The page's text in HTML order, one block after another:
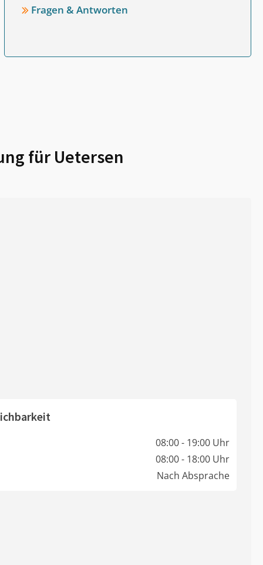
Fragen & Antworten
für Uetersen
08:00 - 19:00 Uhr
08:00 - 18:00 Uhr
Nach Absprache